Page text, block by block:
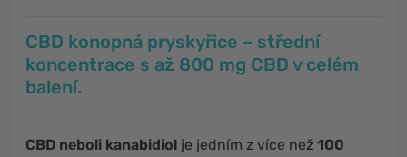
CBD konopná pryskyřice – střední
koncentrace s až 800 mg CBD v celém
balení.
CBD neboli kanabidiol je jedním z více než 100